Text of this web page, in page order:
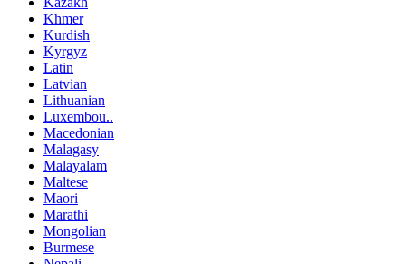
Khmer
Kurdish
Kyrgyz
Latin
Latvian
Lithuanian
Luxembou..
Macedonian
Malagasy
Malayalam
Maltese
Maori
Marathi
Mongolian
Burmese